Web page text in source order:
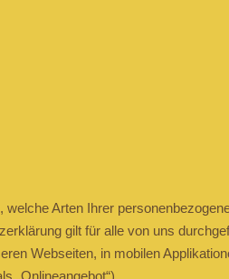
Arten Ihrer
gilt für alle von uns
Webseiten, in mobilen